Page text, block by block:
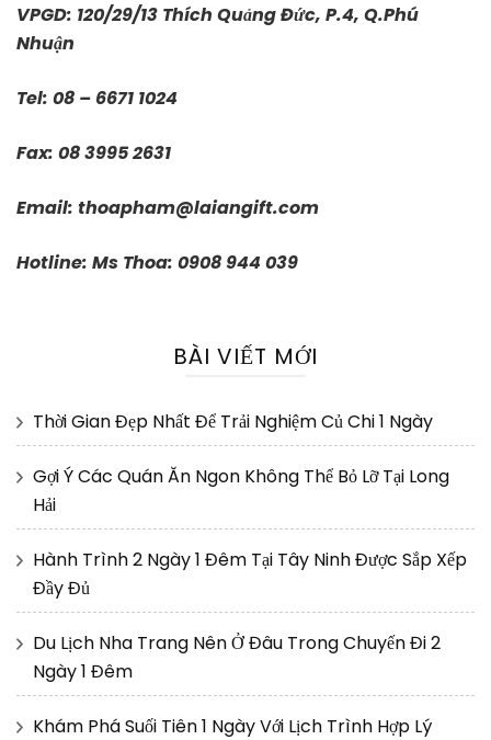
VPGD: 120/29/13 Thích Quảng Đức, P.4, Q.Phú
Nhuận
Tel: 08 – 6671 1024
Fax: 08 3995 2631
Email: thoapham@laiangift.com
Hotline: Ms Thoa: 0908 944 039
BÀI VIẾT MỚI
Thời Gian Đẹp Nhất Để Trải Nghiệm Củ Chi 1 Ngày
Gợi Ý Các Quán Ăn Ngon Không Thể Bỏ Lỡ Tại Long
Hải
Hành Trình 2 Ngày 1 Đêm Tại Tây Ninh Được Sắp Xếp
Đầy Đủ
Du Lịch Nha Trang Nên Ở Đâu Trong Chuyến Đi 2
Ngày 1 Đêm
Khám Phá Suối Tiên 1 Ngày Với Lịch Trình Hợp Lý